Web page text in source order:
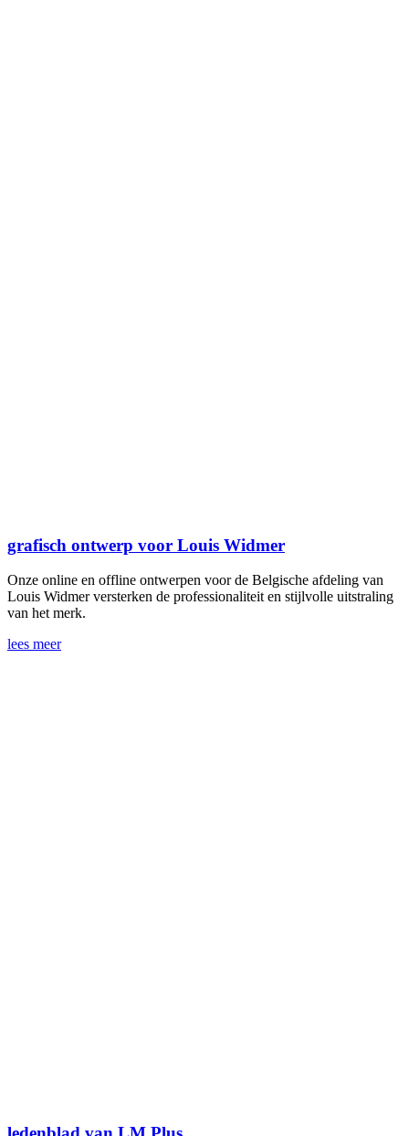
grafisch ontwerp voor Louis Widmer
Onze online en offline ontwerpen voor de Belgische afdeling van
Louis Widmer versterken de professionaliteit en stijlvolle uitstraling
van het merk.
lees meer